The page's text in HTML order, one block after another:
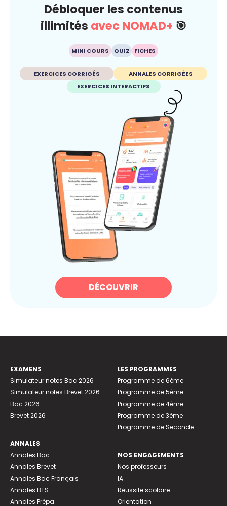
Débloquer les contenus
illimités avec NOMAD+ 🎯
MINI COURS QUIZ FICHES
EXERCICES CORRIGÉS
ANNALES CORRIGÉES
EXERCICES INTERACTIFS
DÉCOUVRIR
EXAMENS
Simulateur notes Bac 2026
Simulateur notes Brevet 2026
Bac 2026
Brevet 2026
ANNALES
Annales Bac
Annales Brevet
Annales Bac Français
Annales BTS
Annales Prépa
LES PROGRAMMES
Programme de 6ème
Programme de 5ème
Programme de 4ème
Programme de 3ème
Programme de Seconde
NOS ENGAGEMENTS
Nos professeurs
IA
Réussite scolaire
Orientation